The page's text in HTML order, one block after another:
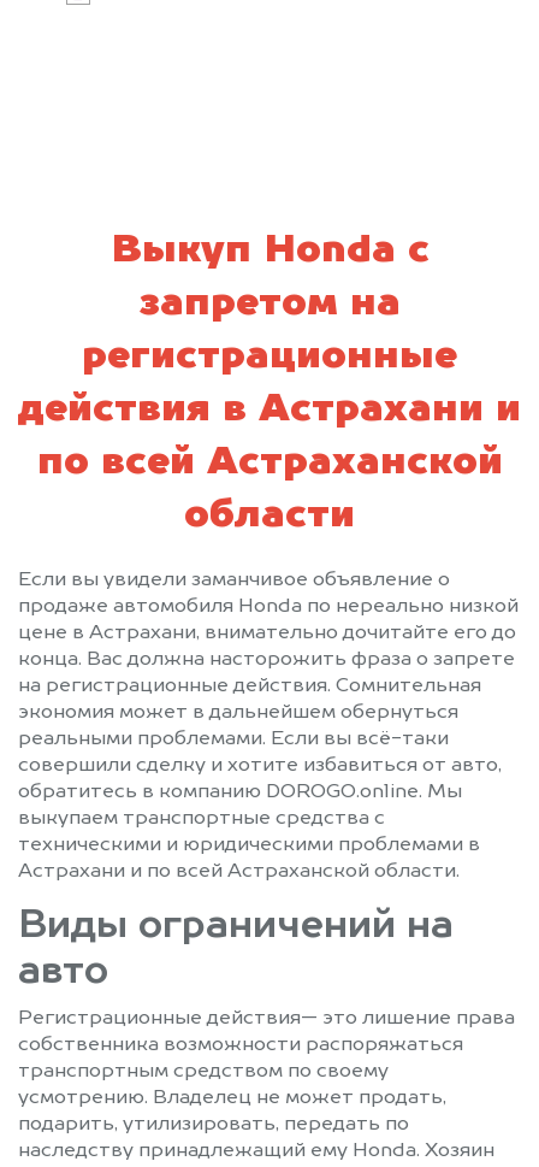
Выкуп Honda с
запретом на
регистрационные
действия в Астрахани и
по всей Астраханской
области
Если вы увидели заманчивое объявление о
продаже автомобиля Honda по нереально низкой
цене в Астрахани, внимательно дочитайте его до
конца. Вас должна насторожить фраза о запрете
на регистрационные действия. Сомнительная
экономия может в дальнейшем обернуться
реальными проблемами. Если вы всё-таки
совершили сделку и хотите избавиться от авто,
обратитесь в компанию DOROGO.online. Мы
выкупаем транспортные средства с
техническими и юридическими проблемами в
Астрахани и по всей Астраханской области.
Виды ограничений на
авто
Регистрационные действия— это лишение права
собственника возможности распоряжаться
транспортным средством по своему
усмотрению. Владелец не может продать,
подарить, утилизировать, передать по
наследству принадлежащий ему Honda. Хозяин